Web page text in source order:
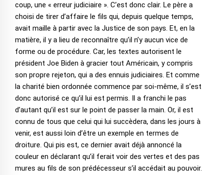
coup, une « erreur judiciaire ». C’est donc clair. Le père a
choisi de tirer d’affaire le fils qui, depuis quelque temps,
avait maille à partir avec la Justice de son pays. Et, en la
matière, il y a lieu de reconnaître qu’il n’y aucun vice de
forme ou de procédure. Car, les textes autorisent le
président Joe Biden à gracier tout Américain, y compris
son propre rejeton, qui a des ennuis judiciaires. Et comme
la charité bien ordonnée commence par soi-même, il s’est
donc autorisé ce qu’il lui est permis. Il a franchi le pas
d’autant qu’il est sur le point de passer la main. Or, il est
connu de tous que celui qui lui succèdera, dans les jours à
venir, est aussi loin d’être un exemple en termes de
droiture. Qui pis est, ce dernier avait déjà annoncé la
couleur en déclarant qu’il ferait voir des vertes et des pas
mures au fils de son prédécesseur s’il accédait au pouvoir.